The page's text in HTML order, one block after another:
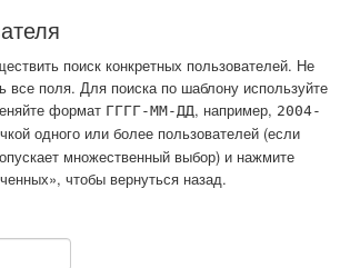
поиск конкретных пользователей. Не
все поля. Для поиска по шаблону используйте
формат ГГГГ-ММ-ДД, например, 2004-
одного или более пользователей (если
множественный выбор) и нажмите
чтобы вернуться назад.